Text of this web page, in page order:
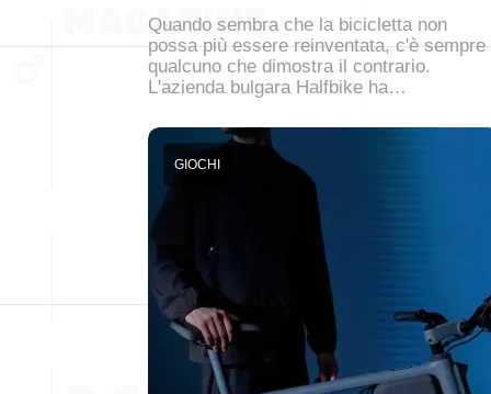
Quando sembra che la bicicletta non
possa più essere reinventata, c'è sempre
qualcuno che dimostra il contrario.
L'azienda bulgara Halfbike ha…
GIOCHI